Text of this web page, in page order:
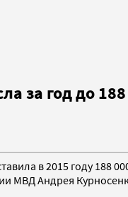
за год до
в 2015 году 188
МВД Андрея